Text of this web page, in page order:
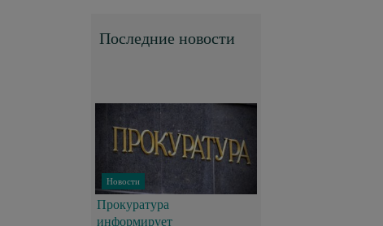
Последние новости
Новости
Прокуратура
информирует